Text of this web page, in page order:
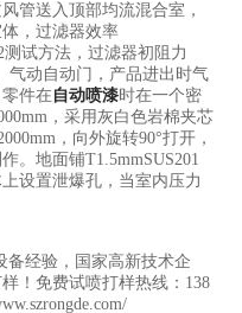
管送入顶部均流混合室，
，过滤器效率
测试方法，过滤器初阻力
气动自动门，产品进出时气
件在自动喷漆时在一个密
，采用灰白色岩棉夹芯
，向外旋转90°打开，
。地面铺T1.5mmSUS201
设置泄爆孔，当室内压力
备经验，国家高新技术企
！免费试喷打样热线：138